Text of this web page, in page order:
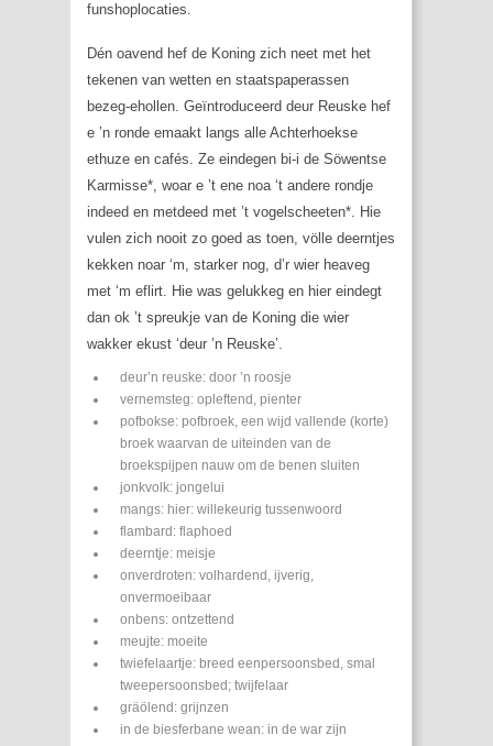
funshoplocaties.
Dén oavend hef de Koning zich neet met het
tekenen van wetten en staatspaperassen
bezeg-ehollen. Geïntroduceerd deur Reuske hef
e ’n ronde emaakt langs alle Achterhoekse
ethuze en cafés. Ze eindegen bi-i de Söwentse
Karmisse*, woar e ’t ene noa ‘t andere rondje
indeed en metdeed met ’t vogelscheeten*. Hie
vulen zich nooit zo goed as toen, völle deerntjes
kekken noar ‘m, starker nog, d’r wier heaveg
met ‘m eflirt. Hie was gelukkeg en hier eindegt
dan ok ’t spreukje van de Koning die wier
wakker ekust ‘deur ’n Reuske’.
deur’n reuske: door ’n roosje
vernemsteg: opleftend, pienter
pofbokse: pofbroek, een wijd vallende (korte)
broek waarvan de uiteinden van de
broekspijpen nauw om de benen sluiten
jonkvolk: jongelui
mangs: hier: willekeurig tussenwoord
flambard: flaphoed
deerntje: meisje
onverdroten: volhardend, ijverig,
onvermoeibaar
onbens: ontzettend
meujte: moeite
twiefelaartje: breed eenpersoonsbed, smal
tweepersoonsbed; twijfelaar
gräölend: grijnzen
in de biesferbane wean: in de war zijn